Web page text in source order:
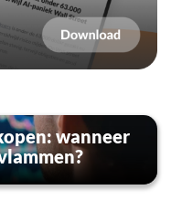
wanneer